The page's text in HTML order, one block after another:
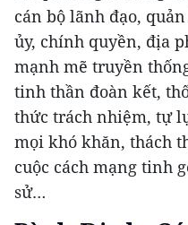
cán bộ lãnh đạo,
ủy, chính quyền, địa
mạnh mẽ truyền
tinh thần đoàn kết,
thức trách nhiệm, tự
mọi khó khăn, thách
cuộc cách mạng tinh
sử…